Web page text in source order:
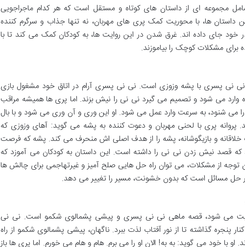
مجموعه ای از داستان های کوتاه و مستقل است که هر کدام ماجراجویی
ها، با محوریت کمک پری های مهربان، نه تنها جذاب و سرگرم کننده
خود جای داده اند. غرق شدن در این روایت ها، به کودکان کمک می کند تا با
مشکلات کوچک را بیاموزند.
نی پسری با پشه وزوزی است. نی نی پسری آرام در اتاق خود مشغول بازی
وارد می شود و تصمیم می گیرد نی نی را نیش بزند. اما پری ها همیشه مراقب
می شنود، به سرعت وارد عمل می شود. او این وری و آن وری می شود و با بال
پری با لحنی مهربان و دعوت کننده به پشه می گوید: آهای وزوزی که
خلاقانه و بازیگوشانه، پشه را از هدف اصلی اش منحرف می کند. پشه که فرصت
که قصد نیش زدن نی نی را داشته است. این داستان به کودکان می آموزد که
توجه از مشکلات، می توان راه حل هایی صلح آمیز و غیرتهاجمی برای چالش ها
حل مسائل است که بدون خشونت، مسیر را تغییر می دهد.
می شود، قصه ماهی نی نی پسری و پیشی پشمالوی شکمو است. نی نی
پنجره گذاشته تا از نور آفتاب لذت ببرد. ناگهان، پیشی پشمالوی شکمو از راه
خود می گوید: به به! الان او را می برم. هام و هام می خورم. اما پری ها باز